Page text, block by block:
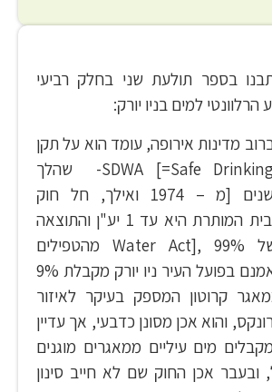
בספר תולעת שני בחלק רביעי
למים בניו יורק:
מדינות אירופה, עומד הוא על תקן
עכירות מחמירSDWA [=Safe Drinking- שהלך
והחמיר עם השנים [מ – 1974 ואילך, חל חוק
שהעכירות המירבית המותרת היא עד 1 יע"ן והתוצאה
היא הרחקה של 99% ,[Water Act מהטפילים
וכמבואר לעיל. אמנם בפועל העיר ניו יורק מקבלת 9%
קרוטון המספק בעיקר לאיזור
והוא אכן מסונן כדבעי, אך עדיין
מקבלים מים עיליים ממאגרים מוגנים
ובעבר אכן החוק שם לא חייב סינון